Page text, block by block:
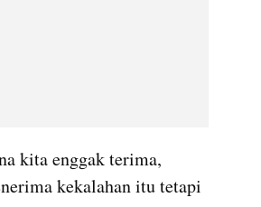
kita enggak terima,
kekalahan itu tetapi